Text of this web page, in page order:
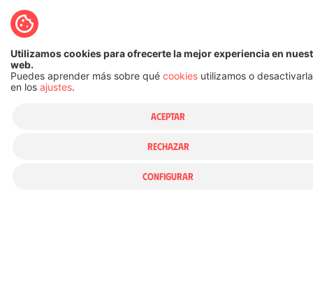
el 8 de marzo. EFE/ Javier Cebollada
Un texto de Pedro Zapater para Heraldo de
Utilizamos cookies para ofrecerte la mejor experiencia en
web.
Puedes aprender más sobre qué cookies utilizamos o
en los ajustes.
ACEPTAR
RECHAZAR
CONFIGURAR